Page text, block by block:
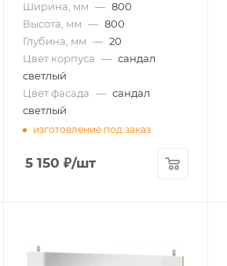
Ширина, мм — 800
Высота, мм — 800
Глубина, мм — 20
Цвет корпуса — сандал
светлый
Цвет фасада — сандал
светлый
изготовление под заказ
5 150 ₽/шт